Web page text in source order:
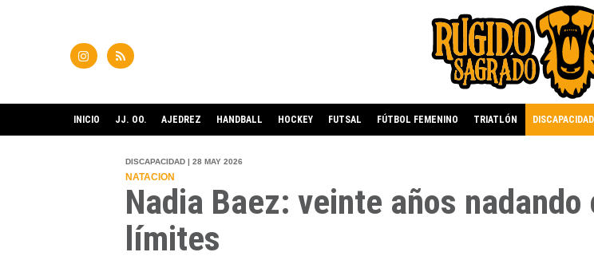
INICIO JJ. OO. AJEDREZ HANDBALL HOCKEY FUTSAL FÚTBOL FEMENINO TRIATLÓN DISCAPACIDAD
DISCAPACIDAD | 28 MAY 2026
NATACION
Nadia Baez: veinte años
límites